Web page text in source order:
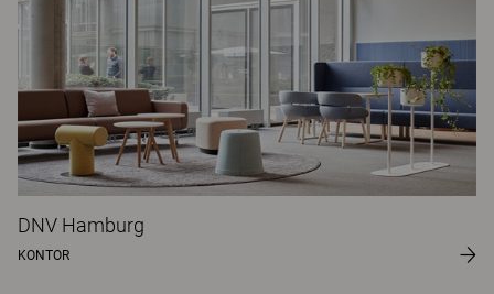
DNV Hamburg
KONTOR